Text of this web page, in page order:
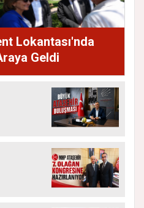
Lokantası'nda
Geldi